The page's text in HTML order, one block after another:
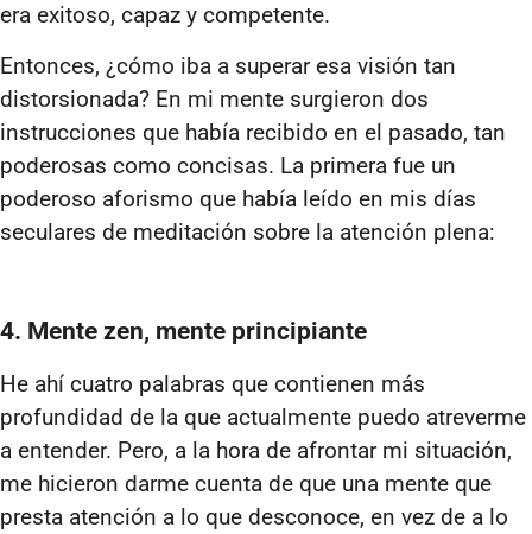
era exitoso, capaz y competente.
Entonces, ¿cómo iba a superar esa visión tan
distorsionada? En mi mente surgieron dos
instrucciones que había recibido en el pasado, tan
poderosas como concisas. La primera fue un
poderoso aforismo que había leído en mis días
seculares de meditación sobre la atención plena:
4. Mente zen, mente principiante
He ahí cuatro palabras que contienen más
profundidad de la que actualmente puedo atreverme
a entender. Pero, a la hora de afrontar mi situación,
me hicieron darme cuenta de que una mente que
presta atención a lo que desconoce, en vez de a lo